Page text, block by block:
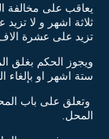
ثلاثة اشهر و لا
تزيد على عشرة الاف
ويجوز الحكم بغلق
ستة اشهر او بإلغاء
وتعلق على باب
المحل.